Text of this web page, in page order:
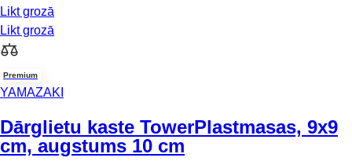
Likt grozā
Likt grozā
Premium
YAMAZAKI
Dārglietu kaste TowerPlastmasas, 9x9
cm, augstums 10 cm